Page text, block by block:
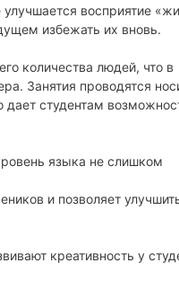
восприятие
избежать их вновь.
количества людей, что в
Занятия проводятся
студентам
языка не слишком
и позволяет
креативность у